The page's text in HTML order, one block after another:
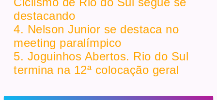
destacando
4. Nelson Junior se destaca no
meeting paralímpico
5. Joguinhos Abertos. Rio do Sul
termina na 12ª colocação geral